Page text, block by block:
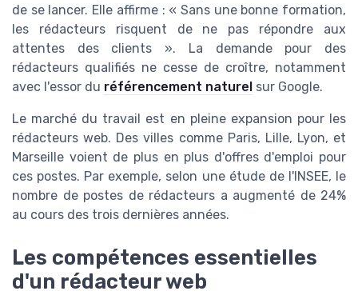
de se lancer. Elle affirme : « Sans une bonne formation,
les rédacteurs risquent de ne pas répondre aux
attentes des clients ». La demande pour des
rédacteurs qualifiés ne cesse de croître, notamment
avec l'essor du référencement naturel sur Google.
Le marché du travail est en pleine expansion pour les
rédacteurs web. Des villes comme Paris, Lille, Lyon, et
Marseille voient de plus en plus d'offres d'emploi pour
ces postes. Par exemple, selon une étude de l'INSEE, le
nombre de postes de rédacteurs a augmenté de 24%
au cours des trois dernières années.
Les compétences essentielles
d'un rédacteur web